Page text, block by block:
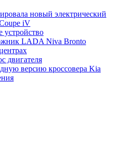
новый электрический
iV
устройство
LADA Niva Bronto
двигателя
версию кроссовера Kia